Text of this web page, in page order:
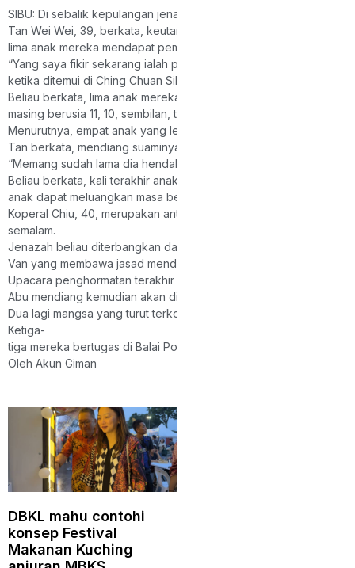
SIBU: Di sebalik kepulangan jenazah Koperal Chiu Teck Siong
Tan Wei Wei, 39, berkata, keutamaan beliau ketika ini ialah
lima anak mereka mendapat pembiayaan pendidikan yang
“Yang saya fikir sekarang ialah pendidikan masa depan mereka.
ketika ditemui di Ching Chuan Sibu Mortuary Hall di Jalan Bukit
Beliau berkata, lima anak mereka masing-
masing berusia 11, 10, sembilan, tujuh dan empat tahun.
Menurutnya, empat anak yang lebih besar bersekolah di SJK(C)
Tan berkata, mendiang suaminya telah lama berhasrat untuk
“Memang sudah lama dia hendak berpindah balik ke sini, tetapi
Beliau berkata, kali terakhir anak-
anak dapat meluangkan masa bersama bapa mereka ialah ketika
Koperal Chiu, 40, merupakan antara tiga anggota polis yang
semalam.
Jenazah beliau diterbangkan dari Lapangan Terbang Pasukan
Van yang membawa jasad mendiang kemudian diiringi
Upacara penghormatan terakhir akan diadakan di dewan
Abu mendiang kemudian akan disemadikan di Methodist Grace
Dua lagi mangsa yang turut terkorban dalam kejadian itu ialah
Ketiga-
tiga mereka bertugas di Balai Polis Weston, Beaufort.
Oleh Akun Giman
DBKL mahu contohi
konsep Festival
Makanan Kuching